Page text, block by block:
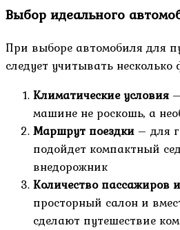
Выбор идеального
При выборе автомобиля для
следует учитывать несколько
Климатические условия
машине не роскошь, а
Маршрут поездки – для
подойдет компактный
внедорожник
Количество пассажиров
просторный салон и
сделают путешествие